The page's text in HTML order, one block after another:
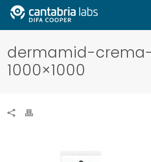
dermamid-
1000×1000